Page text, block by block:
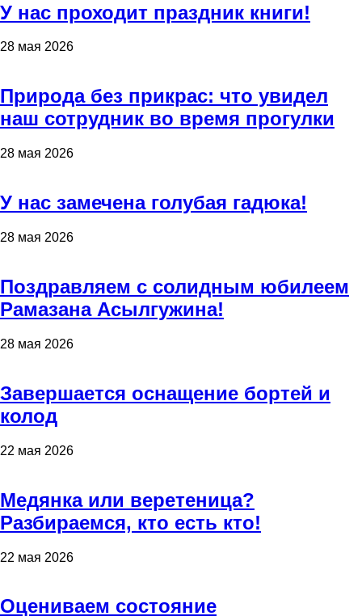
У нас проходит праздник книги!
28 мая 2026
Природа без прикрас: что увидел
наш сотрудник во время прогулки
28 мая 2026
У нас замечена голубая гадюка!
28 мая 2026
Поздравляем с солидным юбилеем
Рамазана Асылгужина!
28 мая 2026
Завершается оснащение бортей и
колод
22 мая 2026
Медянка или веретеница?
Разбираемся, кто есть кто!
22 мая 2026
Оцениваем состояние